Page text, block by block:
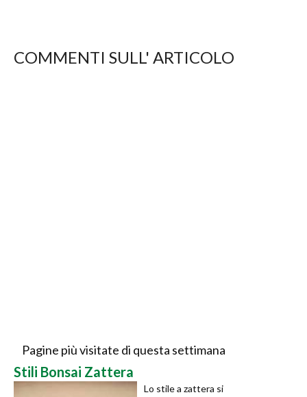
COMMENTI SULL' ARTICOLO
Pagine più visitate di questa settimana
Stili Bonsai Zattera
Lo stile a zattera si